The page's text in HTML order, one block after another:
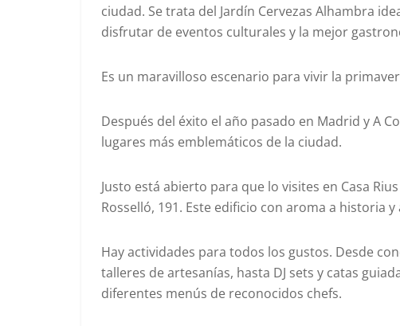
ciudad. Se trata del Jardín Cervezas Alhambra
disfrutar de eventos culturales y la mejor
Es un maravilloso escenario para vivir la
Después del éxito el año pasado en Madrid y A
lugares más emblemáticos de la ciudad.
Justo está abierto para que lo visites en Casa
Rosselló, 191. Este edificio con aroma a historia
Hay actividades para todos los gustos. Desde
talleres de artesanías, hasta DJ sets y catas
diferentes menús de reconocidos chefs.